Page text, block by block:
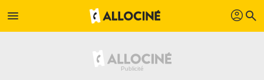
menu profil search